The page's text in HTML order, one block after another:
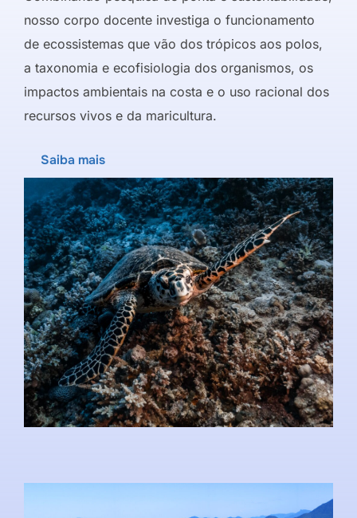
nosso corpo docente investiga o funcionamento
de ecossistemas que vão dos trópicos aos polos,
a taxonomia e ecofisiologia dos organismos, os
impactos ambientais na costa e o uso racional dos
recursos vivos e da maricultura.
Saiba mais